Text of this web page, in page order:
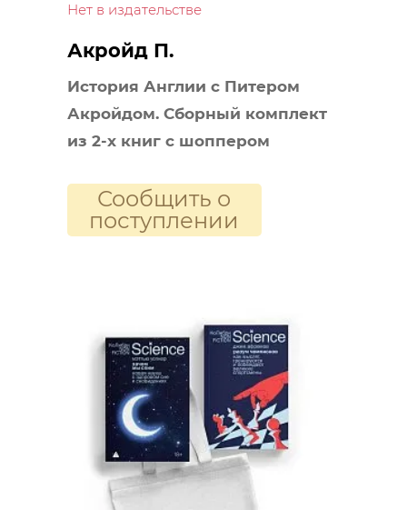
Нет в издательстве
Акройд П.
История Англии с Питером
Акройдом. Сборный комплект
из 2-х книг с шоппером
Сообщить о
поступлении